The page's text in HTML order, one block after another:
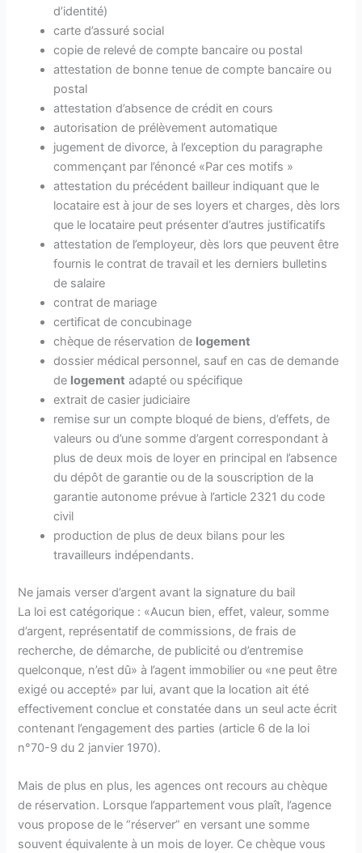
d’identité)
carte d’assuré social
copie de relevé de compte bancaire ou postal
attestation de bonne tenue de compte bancaire ou
postal
attestation d’absence de crédit en cours
autorisation de prélèvement automatique
jugement de divorce, à l’exception du paragraphe
commençant par l’énoncé «Par ces motifs »
attestation du précédent bailleur indiquant que le
locataire est à jour de ses loyers et charges, dès lors
que le locataire peut présenter d’autres justificatifs
attestation de l’employeur, dès lors que peuvent être
fournis le contrat de travail et les derniers bulletins
de salaire
contrat de mariage
certificat de concubinage
chèque de réservation de logement
dossier médical personnel, sauf en cas de demande
de logement adapté ou spécifique
extrait de casier judiciaire
remise sur un compte bloqué de biens, d’effets, de
valeurs ou d’une somme d’argent correspondant à
plus de deux mois de loyer en principal en l’absence
du dépôt de garantie ou de la souscription de la
garantie autonome prévue à l’article 2321 du code
civil
production de plus de deux bilans pour les
travailleurs indépendants.
Ne jamais verser d’argent avant la signature du bail
La loi est catégorique : «Aucun bien, effet, valeur, somme
d’argent, représentatif de commissions, de frais de
recherche, de démarche, de publicité ou d’entremise
quelconque, n’est dû» à l’agent immobilier ou «ne peut être
exigé ou accepté» par lui, avant que la location ait été
effectivement conclue et constatée dans un seul acte écrit
contenant l’engagement des parties (article 6 de la loi
n°70-9 du 2 janvier 1970).
Mais de plus en plus, les agences ont recours au chèque
de réservation. Lorsque l’appartement vous plaît, l’agence
vous propose de le “réserver” en versant une somme
souvent équivalente à un mois de loyer. Ce chèque vous